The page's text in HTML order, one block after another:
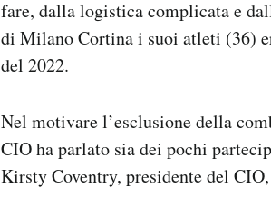
fare, dalla logistica complicata e
di Milano Cortina i suoi atleti (36)
del 2022.
Nel motivare l’esclusione della
CIO ha parlato sia dei pochi
Kirsty Coventry, presidente del